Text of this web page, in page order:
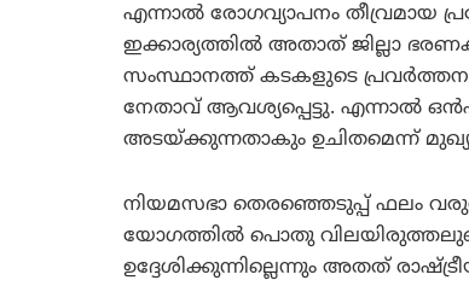
എന്നാല്‍ രോഗവ്യാപനം തീവ്രമായ
ഇക്കാര്യത്തില്‍ അതാത് ജില്ലാ
സംസ്ഥാനത്ത് കടകളുടെ പ്രവര്‍ത്തന
നേതാവ് ആവശ്യപ്പെട്ടു. എന്നാല്‍
അടയ്ക്കുന്നതാകും ഉചിതമെന്ന്
നിയമസഭാ തെരഞ്ഞെടുപ്പ് ഫലം
യോഗത്തില്‍ പൊതു
ഉദ്ദേശിക്കുന്നില്ലെന്നും അതത്